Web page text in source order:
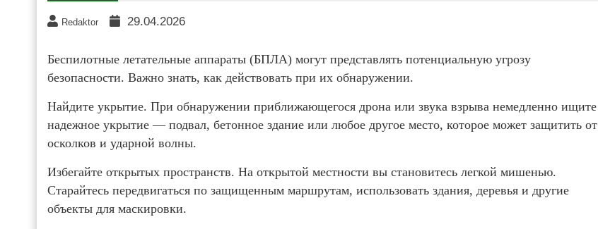
Redaktor 29.04.2026
Беспилотные летательные аппараты (БПЛА) могут представлять потенциальную угрозу
безопасности. Важно знать, как действовать при их обнаружении.
Найдите укрытие. При обнаружении приближающегося дрона или звука взрыва немедленно ищите
надежное укрытие — подвал, бетонное здание или любое другое место, которое может защитить от
осколков и ударной волны.
Избегайте открытых пространств. На открытой местности вы становитесь легкой мишенью.
Старайтесь передвигаться по защищенным маршрутам, использовать здания, деревья и другие
объекты для маскировки.